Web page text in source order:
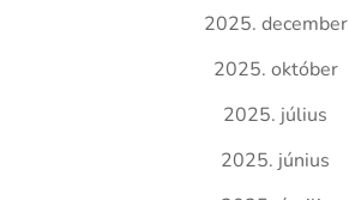
2025. december
2025. október
2025. július
2025. június